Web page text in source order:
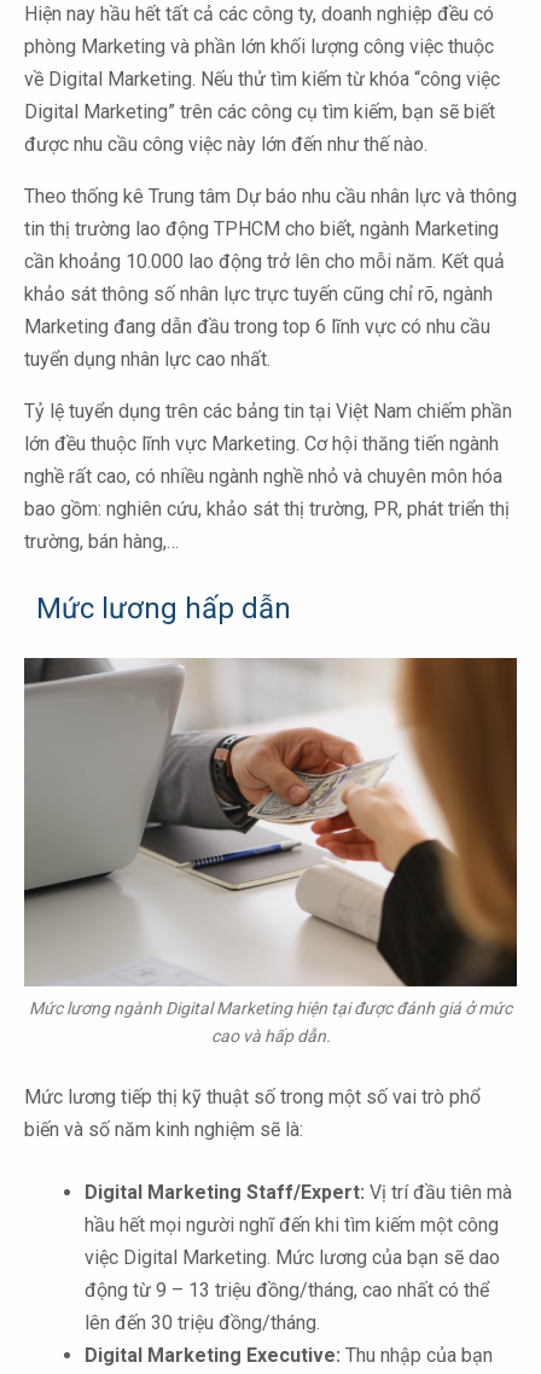
Hiện nay hầu hết tất cả các công ty, doanh nghiệp đều có
phòng Marketing và phần lớn khối lượng công việc thuộc
về Digital Marketing. Nếu thử tìm kiếm từ khóa “công việc
Digital Marketing” trên các công cụ tìm kiếm, bạn sẽ biết
được nhu cầu công việc này lớn đến như thế nào.
Theo thống kê Trung tâm Dự báo nhu cầu nhân lực và thông
tin thị trường lao động TPHCM cho biết, ngành Marketing
cần khoảng 10.000 lao động trở lên cho mỗi năm. Kết quả
khảo sát thông số nhân lực trực tuyến cũng chỉ rõ, ngành
Marketing đang dẫn đầu trong top 6 lĩnh vực có nhu cầu
tuyển dụng nhân lực cao nhất.
Tỷ lệ tuyển dụng trên các bảng tin tại Việt Nam chiếm phần
lớn đều thuộc lĩnh vực Marketing. Cơ hội thăng tiến ngành
nghề rất cao, có nhiều ngành nghề nhỏ và chuyên môn hóa
bao gồm: nghiên cứu, khảo sát thị trường, PR, phát triển thị
trường, bán hàng,…
Mức lương hấp dẫn
Mức lương ngành Digital Marketing hiện tại được đánh giá ở mức
cao và hấp dẫn.
Mức lương tiếp thị kỹ thuật số trong một số vai trò phổ
biến và số năm kinh nghiệm sẽ là:
Digital Marketing Staff/Expert: Vị trí đầu tiên mà
hầu hết mọi người nghĩ đến khi tìm kiếm một công
việc Digital Marketing. Mức lương của bạn sẽ dao
động từ 9 – 13 triệu đồng/tháng, cao nhất có thể
lên đến 30 triệu đồng/tháng.
Digital Marketing Executive: Thu nhập của bạn